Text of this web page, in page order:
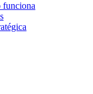
funciona